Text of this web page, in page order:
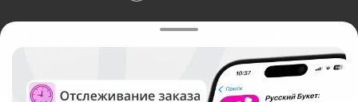
Служба круглосуточной доставки цветов в Москве
Русский Букет, 2026
Общество с ограниченной ответственностью «Технология»
ОГРН: 1195476081745, ИНН: 5410081997